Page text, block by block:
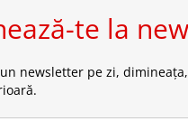
te la
newsletter pe zi,